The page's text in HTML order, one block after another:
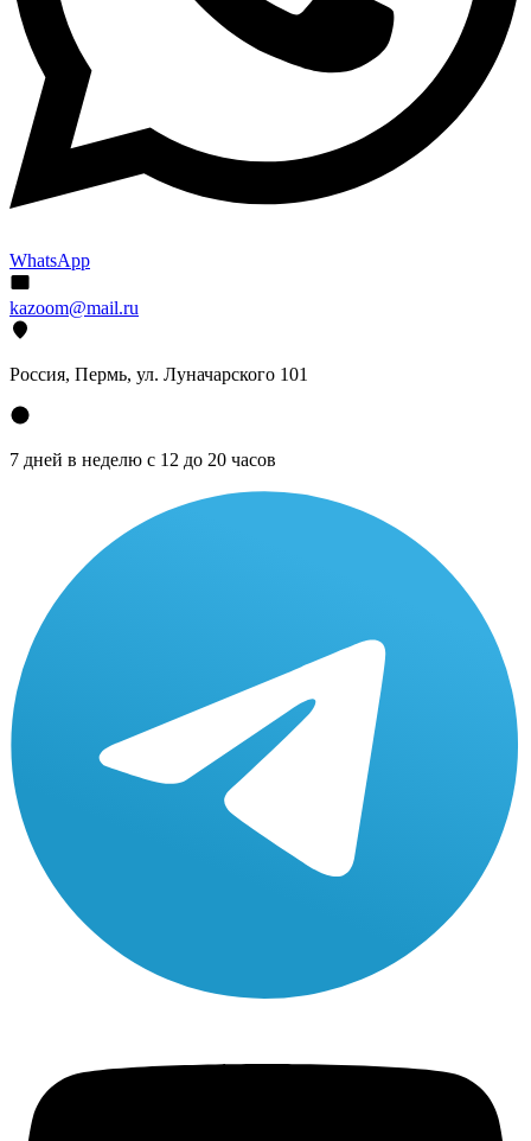
WhatsApp
kazoom@mail.ru
Россия, Пермь, ул. Луначарского 101
7 дней в неделю с 12 до 20 часов